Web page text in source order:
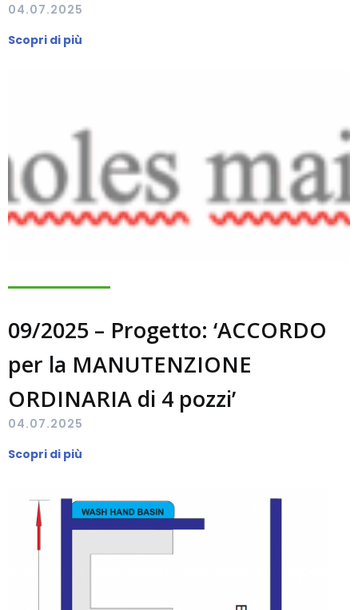
04.07.2025
Scopri di più
09/2025 – Progetto: ‘ACCORDO
per la MANUTENZIONE
ORDINARIA di 4 pozzi’
04.07.2025
Scopri di più